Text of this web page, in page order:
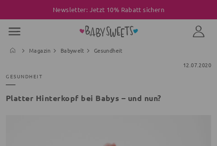
Newsletter: Jetzt 10% Rabatt sichern
Magazin Babywelt
Gesundheit
12.07.2020
GESUNDHEIT
Platter Hinterkopf bei Babys – und nun?